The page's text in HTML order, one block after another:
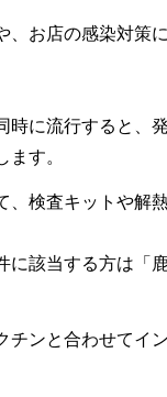
お店の感染対策
に流行すると、
す。
、検査キットや解
該当する方は「
ンと合わせてイ